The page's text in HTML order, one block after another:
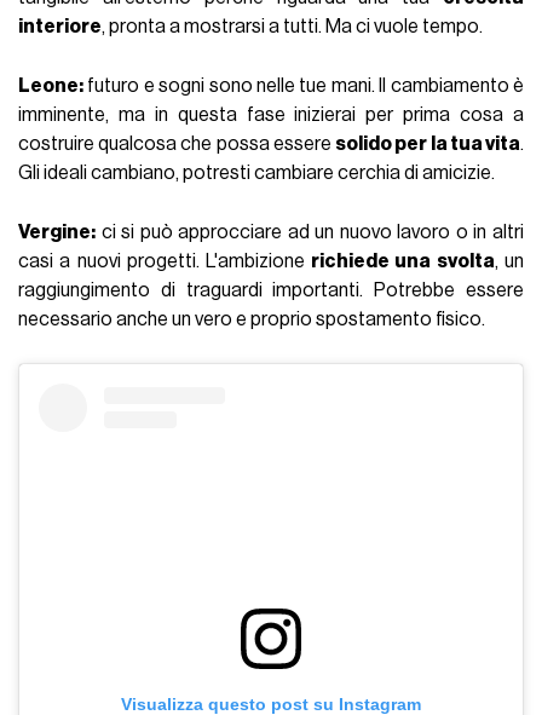
interiore, pronta a mostrarsi a tutti. Ma ci vuole tempo.
Leone: futuro e sogni sono nelle tue mani. Il cambiamento è
imminente, ma in questa fase inizierai per prima cosa a
costruire qualcosa che possa essere solido per la tua vita.
Gli ideali cambiano, potresti cambiare cerchia di amicizie.
Vergine: ci si può approcciare ad un nuovo lavoro o in altri
casi a nuovi progetti. L'ambizione richiede una svolta, un
raggiungimento di traguardi importanti. Potrebbe essere
necessario anche un vero e proprio spostamento fisico.
Visualizza questo post su Instagram